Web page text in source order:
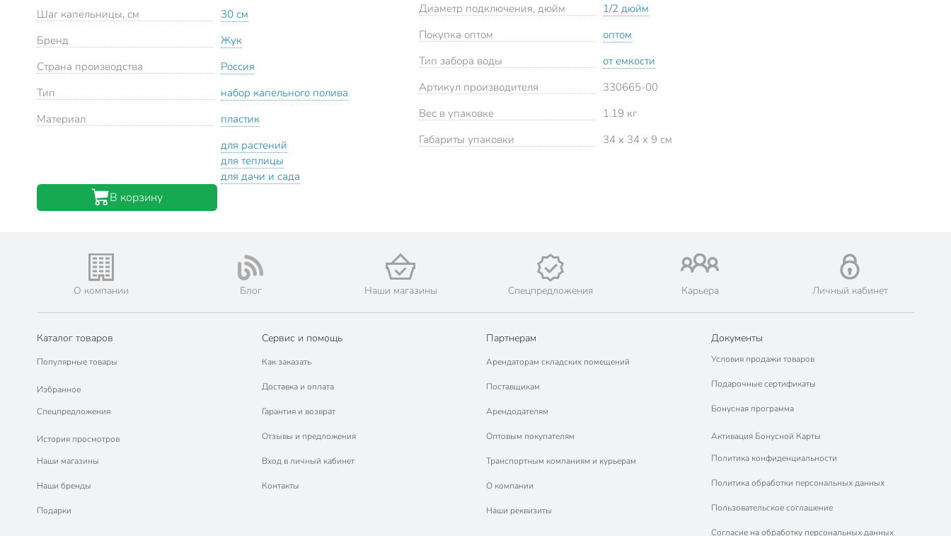
Шаг капельницы, см
30 см
Бренд
Жук
Страна производства
Россия
Тип
набор капельного полива
Материал
пластик
для растений
для теплицы
для дачи и сада
Диаметр подключения, дюйм
1/2 дюйм
Покупка оптом
оптом
Тип забора воды
от емкости
Артикул производителя
330665-00
Вес в упаковке
1.19 кг
Габариты упаковки
34 x 34 x 9 см
В корзину
О компании Блог Наши магазины Спецпредложения Карьера Личный кабинет
Каталог товаров
Популярные товары
Избранное
Спецпредложения
История просмотров
Наши магазины
Наши бренды
Подарки
Сервис и помощь
Как заказать
Доставка и оплата
Гарантия и возврат
Отзывы и предложения
Вход в личный кабинет
Контакты
Партнерам
Арендаторам складских помещений
Поставщикам
Арендодателям
Оптовым покупателям
Транспортным компаниям и курьерам
О компании
Наши реквизиты
Документы
Условия продажи товаров
Подарочные сертификаты
Бонусная программа
Активация Бонусной Карты
Политика конфиденциальности
Политика обработки персональных данных
Пользовательское соглашение
Согласие на обработку персональных данных